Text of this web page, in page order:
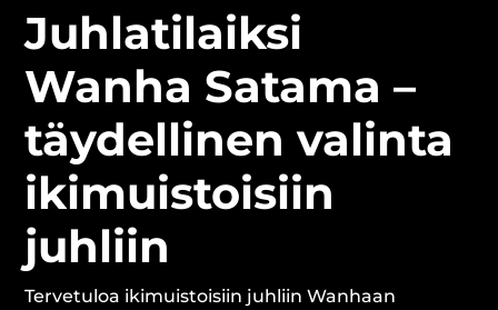
Juhlatilaiksi
Wanha Satama –
täydellinen valinta
ikimuistoisiin
juhliin
Tervetuloa ikimuistoisiin juhliin Wanhaan